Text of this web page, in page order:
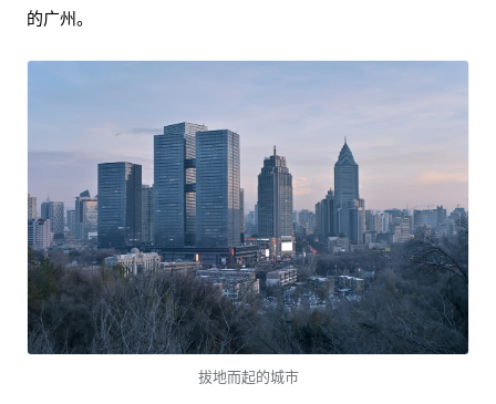
的广州。
拔地而起的城市